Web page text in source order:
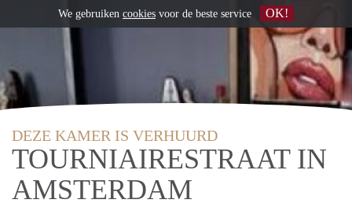
DEZE KAMER IS VERHUURD
TOURNIAIRESTRAAT IN
AMSTERDAM
We gebruiken cookies voor de beste service OK!